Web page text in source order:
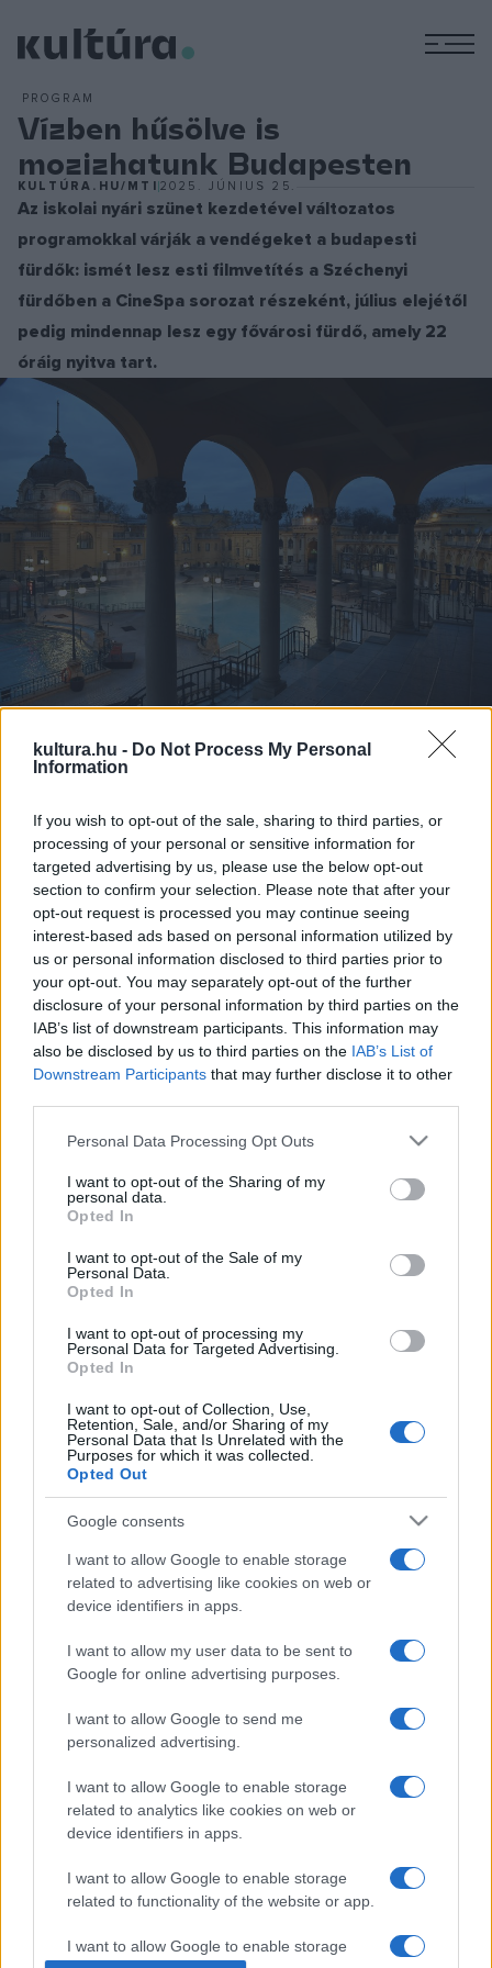
kultura.hu - Do Not Process My Personal
Information
If you wish to opt-out of the sale, sharing to third parties, or
processing of your personal or sensitive information for
targeted advertising by us, please use the below opt-out
section to confirm your selection. Please note that after your
opt-out request is processed you may continue seeing
interest-based ads based on personal information utilized by
us or personal information disclosed to third parties prior to
your opt-out. You may separately opt-out of the further
disclosure of your personal information by third parties on the
IAB’s list of downstream participants. This information may
also be disclosed by us to third parties on the IAB’s List of
Downstream Participants that may further disclose it to other
Please note that this website/app uses one or more Google
not limited to your visit or usage behaviour. You may click to
grant or deny consent to Google and its third-party tags to
use your data for below specified purposes in below Google
consent section.
Personal Data Processing Opt Outs
I want to opt-out of the Sharing of my
personal data.
Opted In
I want to opt-out of the Sale of my
Personal Data.
Opted In
I want to opt-out of processing my
Personal Data for Targeted Advertising.
Opted In
I want to opt-out of Collection, Use,
Retention, Sale, and/or Sharing of my
Personal Data that Is Unrelated with the
Purposes for which it was collected.
Opted Out
Google consents
I want to allow Google to enable storage
related to advertising like cookies on web or
device identifiers in apps.
I want to allow my user data to be sent to
Google for online advertising purposes.
I want to allow Google to send me
personalized advertising.
I want to allow Google to enable storage
related to analytics like cookies on web or
device identifiers in apps.
I want to allow Google to enable storage
related to functionality of the website or app.
I want to allow Google to enable storage
PROGRAM
Vízben hűsölve is
mozizhatunk Budapesten
KULTÚRA.HU/MTI 2025. JÚNIUS 25.
Az iskolai nyári szünet kezdetével változatos
programokkal várják a vendégeket a budapesti
fürdők: ismét lesz esti filmvetítés a Széchenyi
fürdőben a CineSpa sorozat részeként, július elejétől
pedig mindennap lesz egy fővárosi fürdő, amely 22
óráig nyitva tart.
A Széchenyi fürdő. Fotó: Kovács Tamás / MTI
Júliusban kedd esténként a CineSpa – Filmekbe merülve
című program részeként a Széchenyi fürdő kültéri
élménymedencéjében filmvetítést tartanak 21 órai kezdettel
– tájékoztatott a Budapest Gyógyfürdői és Hévizei Zrt.
(BGYH).
Július 1-jén aCsillag születik, július 8-ánA legnagyobb
showman, július 15-én aPonyvaregény, július 29-én pedig a
Blöffcímű alkotásokat tekintheti meg a közönség. A
budapesti lakcímkártyával rendelkező vendégek 21 órától
50 százalékos kedvezménnyel léphetnek be a fürdőbe és
A Strandok Éjszakájához kapcsolódva július 26-án a
Pesterzsébeti fürdőben egész nap színes programokkal
várják a közönséget. A hagyományos Országos
érdeklődők. Budapesten ezúttal is a margitszigeti Palatinus
fürdő strandmedencéje lesz az esemény helyszíne.
A budapesti augusztus 20-i tűzijáték megtekinthető a
Duna-parton álló Rudas fürdő tetejéről is. A nyár során
érdemes a Csillaghegyi fürdő panorámamedencéjét is
kipróbálni, ahonnan különleges kilátás nyílik Óbudára, a budai
hegyekre és a pesti oldalra is. A nyári szezont strandzáró
rendezvénnyel búcsúztatja augusztus végén a BGYH a
Az erős UV-sugárzásra való tekintettel a Csillaghegyi, a
Palatinus és a Pesterzsébeti fürdőben is szerveznek
ingyenes bőrgyógyászati szűrővizsgálatot.
Júliustól a Budapest Gyógyfürdői és Hévizei Zrt. egész
évben üzemelő egységei három hónapig – váltott
rendszerben – hosszabban tartanak nyitva az esti órákban.
A fővárosban így mindennap lesz legalább egy olyan fürdő,
amelyben 22 óráig lehet fürdőzni.